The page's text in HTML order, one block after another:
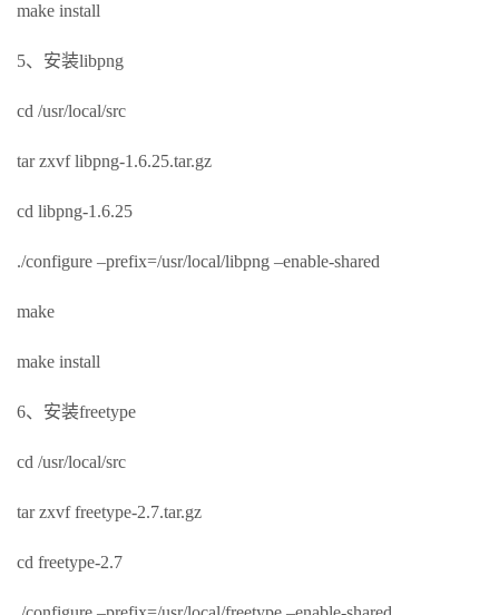
make install
5、安装libpng
cd /usr/local/src
tar zxvf libpng-1.6.25.tar.gz
cd libpng-1.6.25
./configure –prefix=/usr/local/libpng –enable-shared
make
make install
6、安装freetype
cd /usr/local/src
tar zxvf freetype-2.7.tar.gz
cd freetype-2.7